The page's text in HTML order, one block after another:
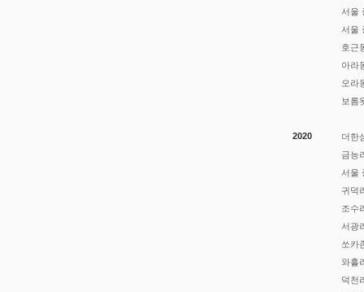
2020
서울
서울
호근
아라
오라
보롬
더한
금능
서울
귀덕
조수
서광
쏘카
와흘
덕천